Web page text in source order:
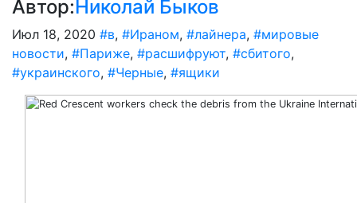
Автор:Николай Быков
Июл 18, 2020 #в, #Ираном, #лайнера, #мировые
новости, #Париже, #расшифруют, #сбитого,
#украинского, #Черные, #ящики